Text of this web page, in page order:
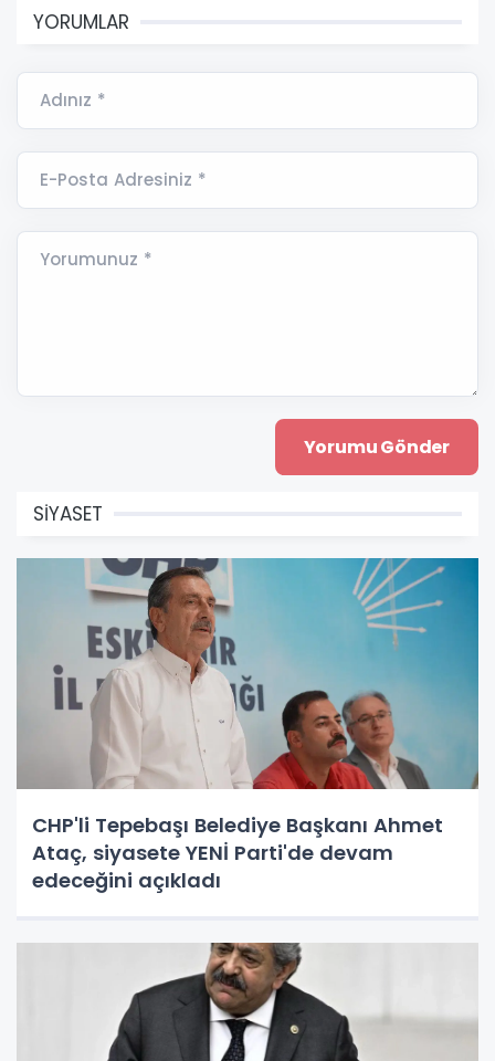
YORUMLAR
Adınız *
E-Posta Adresiniz *
Yorumunuz *
SİYASET
CHP'li Tepebaşı Belediye Başkanı Ahmet
Ataç, siyasete YENİ Parti'de devam
edeceğini açıkladı